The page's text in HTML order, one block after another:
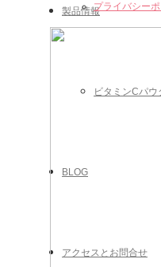
製品情報
ビタミンCパ
BLOG
アクセスとお問合せ
プライバシー